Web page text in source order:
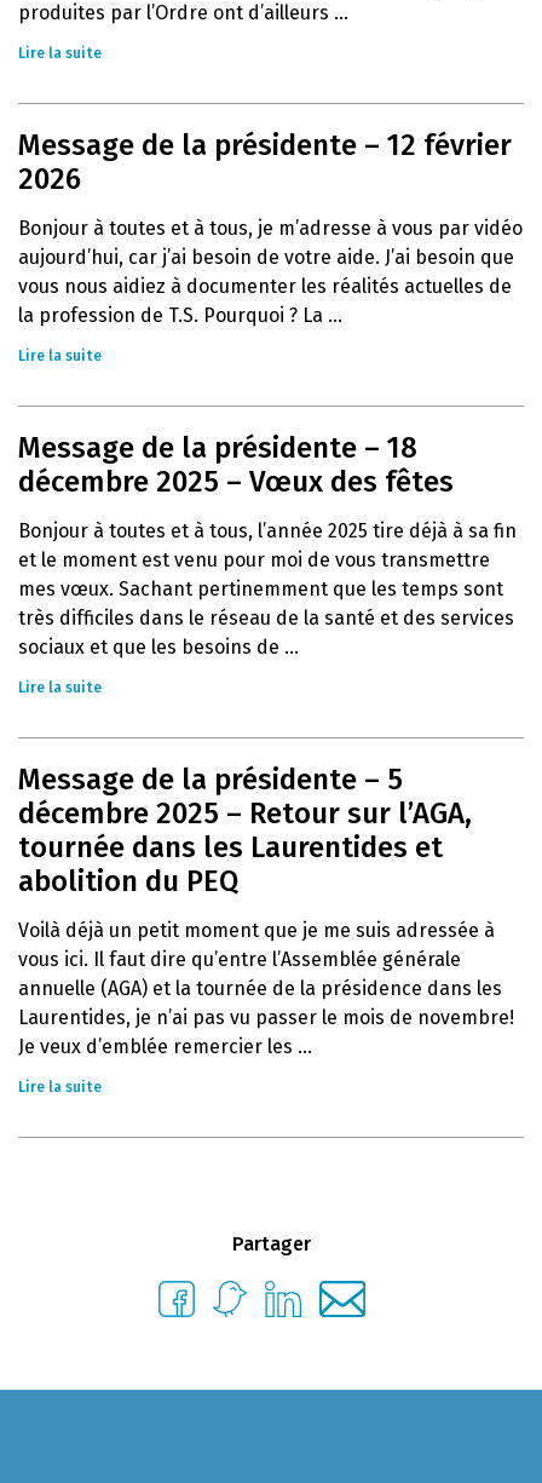
produites par l’Ordre ont d’ailleurs ...
Lire la suite
Message de la présidente – 12 février
2026
Bonjour à toutes et à tous, je m’adresse à vous par vidéo
aujourd’hui, car j’ai besoin de votre aide. J’ai besoin que
vous nous aidiez à documenter les réalités actuelles de
la profession de T.S. Pourquoi ? La ...
Lire la suite
Message de la présidente – 18
décembre 2025 – Vœux des fêtes
Bonjour à toutes et à tous, l’année 2025 tire déjà à sa fin
et le moment est venu pour moi de vous transmettre
mes vœux. Sachant pertinemment que les temps sont
très difficiles dans le réseau de la santé et des services
sociaux et que les besoins de ...
Lire la suite
Message de la présidente – 5
décembre 2025 – Retour sur l’AGA,
tournée dans les Laurentides et
abolition du PEQ
Voilà déjà un petit moment que je me suis adressée à
vous ici. Il faut dire qu’entre l’Assemblée générale
annuelle (AGA) et la tournée de la présidence dans les
Laurentides, je n’ai pas vu passer le mois de novembre!
Je veux d’emblée remercier les ...
Lire la suite
Partager